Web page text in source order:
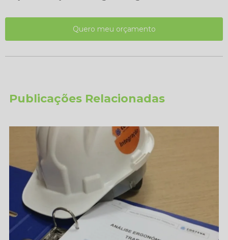
Quero meu orçamento
Publicações Relacionadas